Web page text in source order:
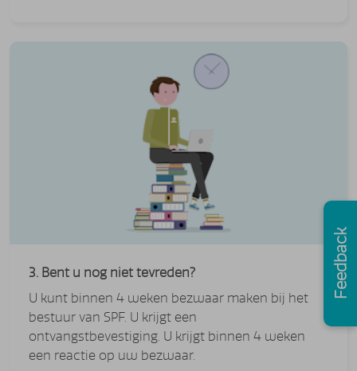
3. Bent u nog niet tevreden?
U kunt binnen 4 weken bezwaar maken bij het
bestuur van SPF. U krijgt een
ontvangstbevestiging. U krijgt binnen 4 weken
een reactie op uw bezwaar.
Feedback